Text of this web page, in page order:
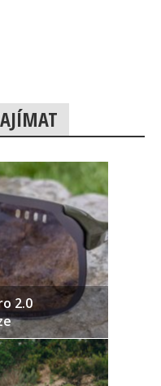
2.0